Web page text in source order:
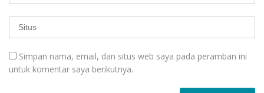
Simpan nama, email, dan situs web saya pada peramban ini
untuk komentar saya berikutnya.